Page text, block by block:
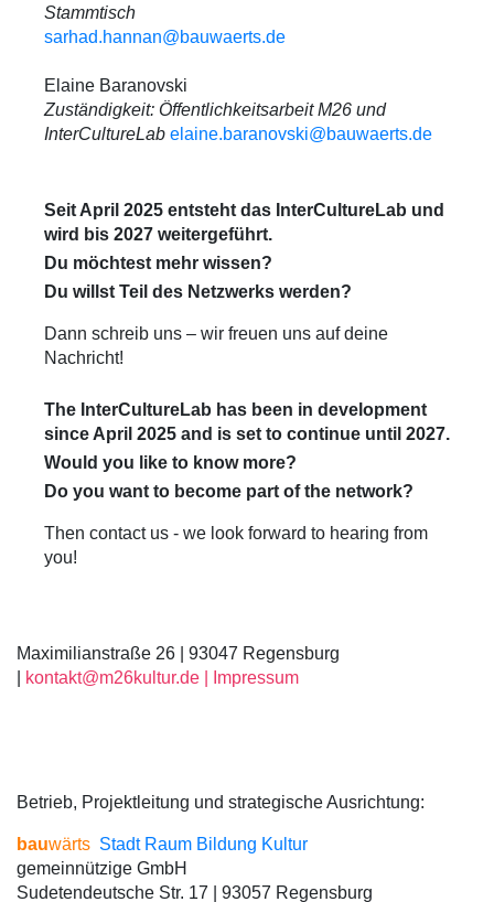
Stammtisch
sarhad.hannan@bauwaerts.de
Elaine Baranovski
Zuständigkeit: Öffentlichkeitsarbeit M26 und
InterCultureLab elaine.baranovski@bauwaerts.de
Seit April 2025 entsteht das InterCultureLab und
wird bis 2027 weitergeführt.
Du möchtest mehr wissen?
Du willst Teil des Netzwerks werden?
Dann schreib uns – wir freuen uns auf deine
Nachricht!
The InterCultureLab has been in development
since April 2025 and is set to continue until 2027.
Would you like to know more?
Do you want to become part of the network?
Then contact us - we look forward to hearing from
you!
Maximilianstraße 26 | 93047 Regensburg
kontakt@m26kultur.de | Impressum
Betrieb, Projektleitung und strategische Ausrichtung:
bauwärts Stadt Raum Bildung Kultur
gemeinnützige GmbH
Sudetendeutsche Str. 17 | 93057 Regensburg